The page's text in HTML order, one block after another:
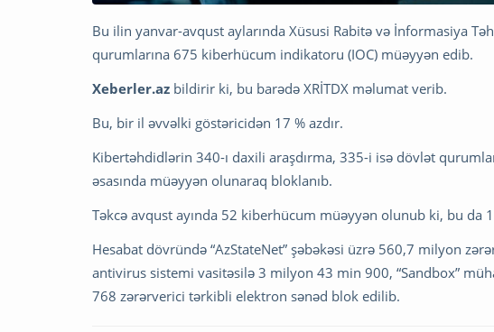
Bu ilin yanvar-avqust aylarında Xüsusi Rabitə və İnformasiya
qurumlarına 675 kiberhücum indikatoru (IOC) müəyyən edib.
Xeberler.az bildirir ki, bu barədə XRİTDX məlumat verib.
Bu, bir il əvvəlki göstəricidən 17 % azdır.
Kibertəhdidlərin 340-ı daxili araşdırma, 335-i isə dövlət
əsasında müəyyən olunaraq bloklanıb.
Təkcə avqust ayında 52 kiberhücum müəyyən olunub ki, bu da
Hesabat dövründə “AzStateNet” şəbəkəsi üzrə 560,7 milyon
antivirus sistemi vasitəsilə 3 milyon 43 min 900, “Sandbox”
768 zərərverici tərkibli elektron sənəd blok edilib.